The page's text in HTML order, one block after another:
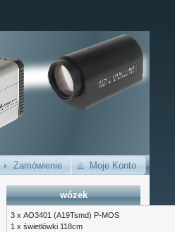
Zamówienie Moje Konto
wózek
3 x AO3401 (A19Tsmd) P-MOS
1 x świetlówki 118cm